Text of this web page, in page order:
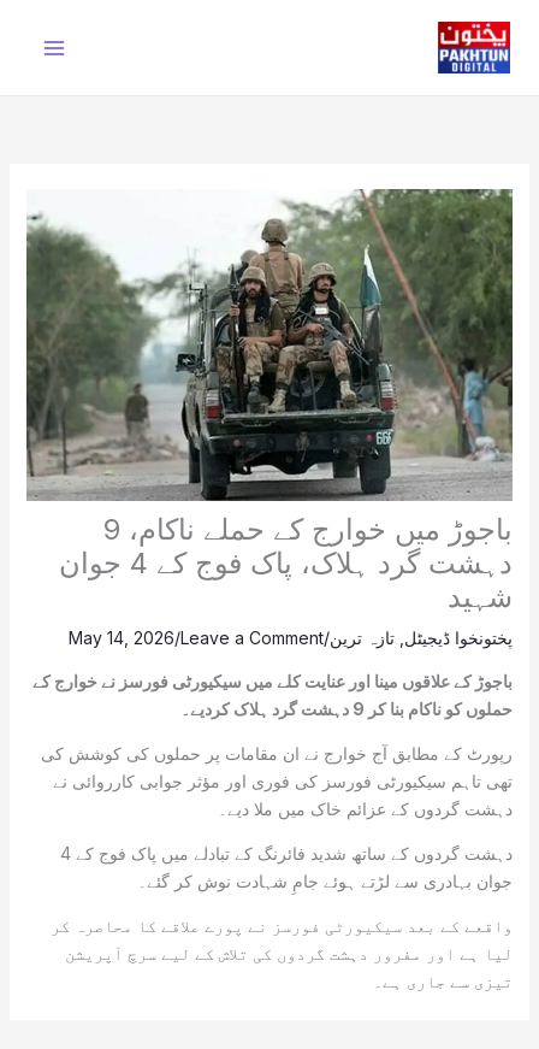
content
باجوڑ میں خوارج کے حملے ناکام، 9
دہشت گرد ہلاک، پاک فوج کے 4 جوان
شہید
پختونخوا ڈیجیٹل تازہ ترین/
Leave a Comment
/
May 14, 2026
باجوڑ کے علاقوں مینا اور عنایت کلے میں سیکیورٹی فورسز نے خوارج کے
حملوں کو ناکام بنا کر 9 دہشت گرد ہلاک کردیے۔
رپورٹ کے مطابق آج خوارج نے ان مقامات پر حملوں کی کوشش کی
تھی تاہم سیکیورٹی فورسز کی فوری اور مؤثر جوابی کارروائی نے
دہشت گردوں کے عزائم خاک میں ملا دیے۔
دہشت گردوں کے ساتھ شدید فائرنگ کے تبادلے میں پاک فوج کے 4
جوان بہادری سے لڑتے ہوئے جامِ شہادت نوش کر گئے۔
واقعے کے بعد سیکیورٹی فورسز نے پورے علاقے کا محاصرہ کر
لیا ہے اور مفرور دہشت گردوں کی تلاش کے لیے سرچ آپریشن
تیزی سے جاری ہے۔